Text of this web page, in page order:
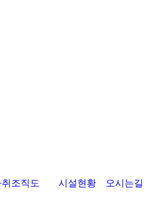
조직도 시설현황 오시는길